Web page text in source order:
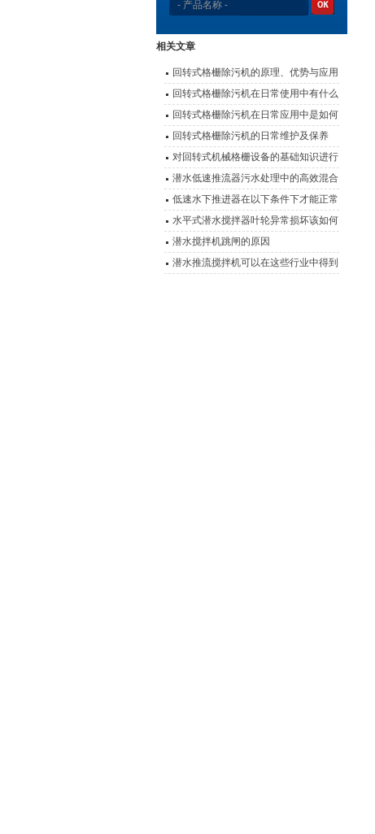
相关文章
回转式格栅除污机的原理、优势与应用
回转式格栅除污机在日常使用中有什么
优点？
回转式格栅除污机在日常应用中是如何
运行的？
回转式格栅除污机的日常维护及保养
对回转式机械格栅设备的基础知识进行
详细说明
潜水低速推流器污水处理中的高效混合
动力
低速水下推进器在以下条件下才能正常
连续运行
水平式潜水搅拌器叶轮异常损坏该如何
有效解决呢？
潜水搅拌机跳闸的原因
潜水推流搅拌机可以在这些行业中得到